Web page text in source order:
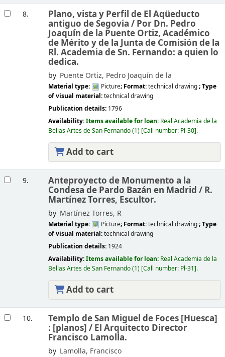
8. Plano, vista y Perfil de El Aqüeducto
antiguo de Segovia / Por Dn. Pedro
Joaquín de la Puente Ortiz, Académico
de Mérito y de la Junta de Comisión de la
Rl. Academia de Sn. Fernando: a quien lo
dedica.
by Puente Ortiz, Pedro Joaquín de la
Material type: Picture; Format:technical drawing; Type
of visual material:technical drawing
Publication details: 1796
Availability:Items available for loan: Real Academia de la
Bellas Artes de San Fernando(1) Call number: Pl-30 .
Add to cart
9. Anteproyecto de Monumento a la
Condesa de Pardo Bazán en Madrid / R.
Martínez Torres, Escultor.
by Martínez Torres, R
Material type: Picture; Format:technical drawing; Type
of visual material:technical drawing
Publication details: 1924
Availability:Items available for loan: Real Academia de la
Bellas Artes de San Fernando(1) Call number: Pl-31 .
Add to cart
10. Templo de San Miguel de Foces [Huesca]
: [planos] / El Arquitecto Director
Francisco Lamolla.
by Lamolla, Francisco